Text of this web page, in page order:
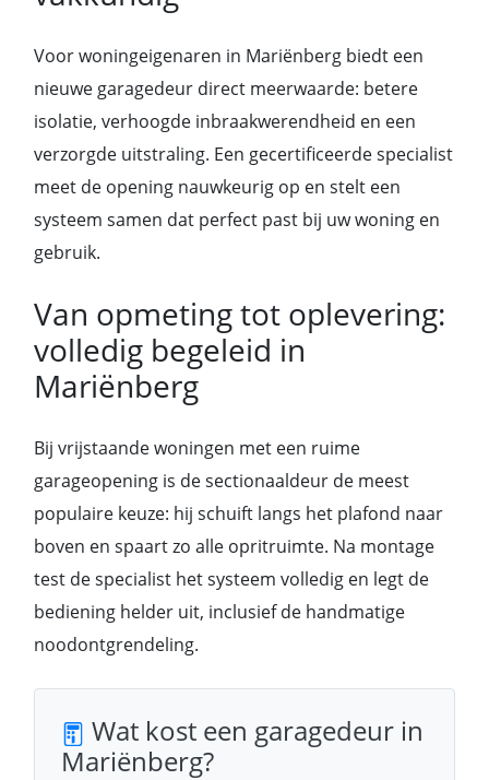
Voor woningeigenaren in Mariënberg biedt een
nieuwe garagedeur direct meerwaarde: betere
isolatie, verhoogde inbraakwerendheid en een
verzorgde uitstraling. Een gecertificeerde specialist
meet de opening nauwkeurig op en stelt een
systeem samen dat perfect past bij uw woning en
gebruik.
Van opmeting tot oplevering:
volledig begeleid in
Mariënberg
Bij vrijstaande woningen met een ruime
garageopening is de sectionaaldeur de meest
populaire keuze: hij schuift langs het plafond naar
boven en spaart zo alle opritruimte. Na montage
test de specialist het systeem volledig en legt de
bediening helder uit, inclusief de handmatige
noodontgrendeling.
Wat kost een garagedeur in
Mariënberg?